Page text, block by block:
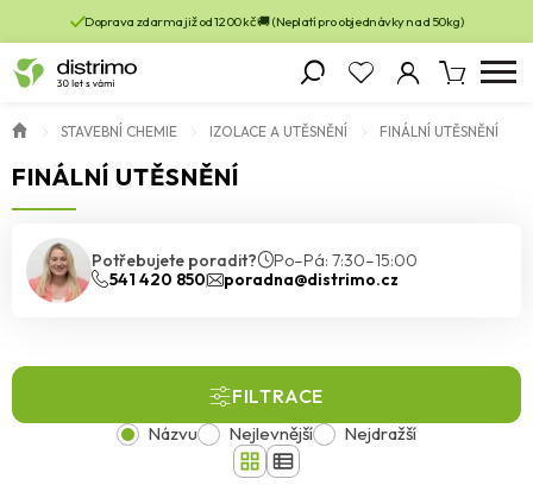
Doprava zdarma již od 1200 kč 🚚 (Neplatí pro objednávky nad 50kg)
STAVEBNÍ CHEMIE IZOLACE A UTĚSNĚNÍ FINÁLNÍ UTĚSNĚNÍ
FINÁLNÍ UTĚSNĚNÍ
Potřebujete poradit?
Po–Pá: 7:30–15:00
541 420 850
poradna@distrimo.cz
FILTRACE
Názvu Nejlevnější Nejdražší